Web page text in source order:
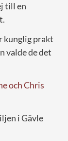
till en
kunglig prakt
valde de det
och Chris
i Gävle